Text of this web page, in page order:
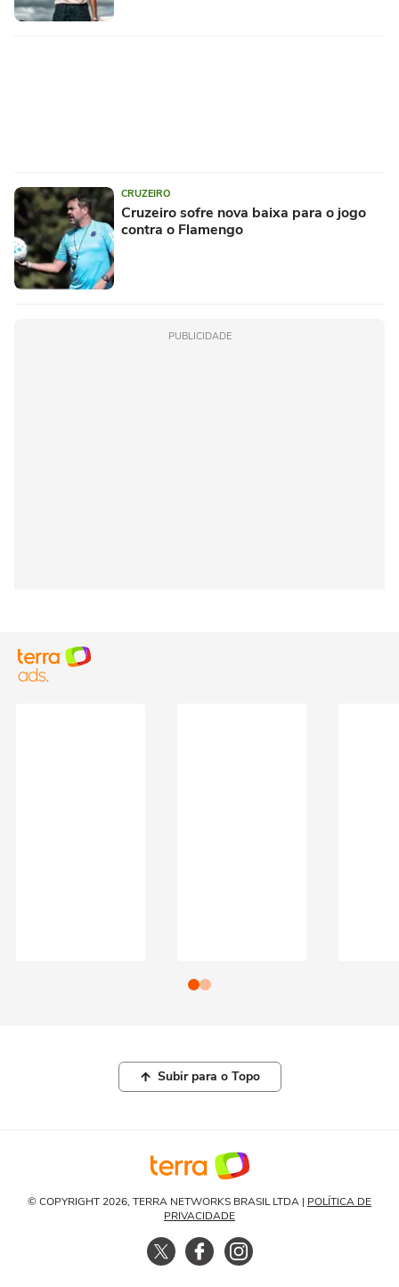
CRUZEIRO
Cruzeiro sofre nova baixa para o jogo
contra o Flamengo
PUBLICIDADE
Subir para o Topo
© COPYRIGHT 2026, TERRA NETWORKS BRASIL LTDA | POLÍTICA DE
PRIVACIDADE